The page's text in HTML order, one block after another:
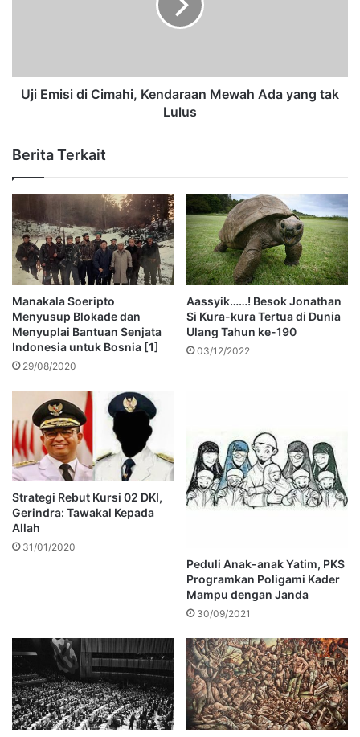
Uji Emisi di Cimahi, Kendaraan Mewah Ada yang tak
Lulus
Berita Terkait
Manakala Soeripto
Menyusup Blokade dan
Menyuplai Bantuan Senjata
Indonesia untuk Bosnia [1]
29/08/2020
Aassyik……! Besok Jonathan
Si Kura-kura Tertua di Dunia
Ulang Tahun ke-190
03/12/2022
Strategi Rebut Kursi 02 DKI,
Gerindra: Tawakal Kepada
Allah
31/01/2020
Peduli Anak-anak Yatim, PKS
Programkan Poligami Kader
Mampu dengan Janda
30/09/2021